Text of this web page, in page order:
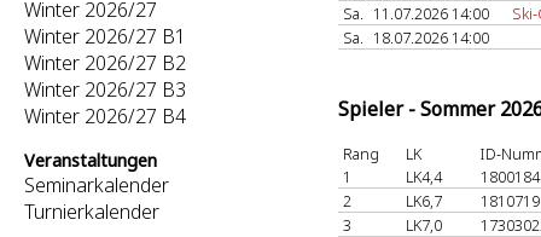
Winter 2026/27
Winter 2026/27 B1
Winter 2026/27 B2
Winter 2026/27 B3
Winter 2026/27 B4
Veranstaltungen
Seminarkalender
Turnierkalender
Sa. 11.07.2026 14:00
Sa. 18.07.2026 14:00
Spieler - Sommer
Rang LK
ID-
1
LK4,4
2
LK6,7
3
LK7,0